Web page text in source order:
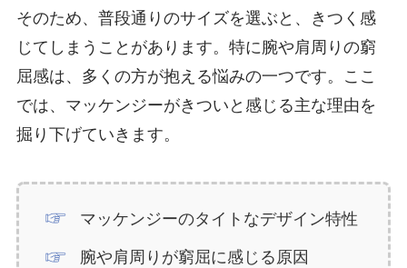
そのため、普段通りのサイズを選ぶと、きつく感
じてしまうことがあります。特に腕や肩周りの窮
屈感は、多くの方が抱える悩みの一つです。ここ
では、マッケンジーがきついと感じる主な理由を
掘り下げていきます。
マッケンジーのタイトなデザイン特性
腕や肩周りが窮屈に感じる原因